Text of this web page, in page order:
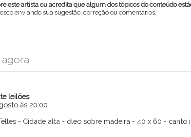
este artista ou acredita que algum dos tópicos do conteúdo
enviando sua sugestão, correção ou comentários.
leilões
às 20:00
- Cidade alta - óleo sobre madeira - 40 x 60 - canto